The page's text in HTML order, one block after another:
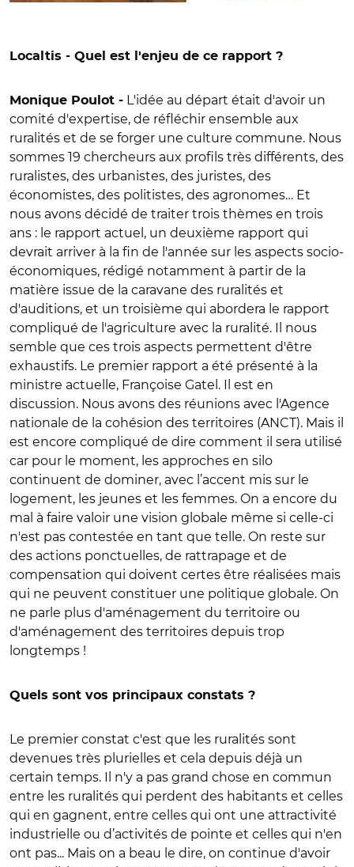
Localtis - Quel est l'enjeu de ce rapport ?
Monique Poulot - L'idée au départ était d'avoir un
comité d'expertise, de réfléchir ensemble aux
ruralités et de se forger une culture commune. Nous
sommes 19 chercheurs aux profils très différents, des
ruralistes, des urbanistes, des juristes, des
économistes, des politistes, des agronomes… Et
nous avons décidé de traiter trois thèmes en trois
ans : le rapport actuel, un deuxième rapport qui
devrait arriver à la fin de l'année sur les aspects socio-
économiques, rédigé notamment à partir de la
matière issue de la caravane des ruralités et
d'auditions, et un troisième qui abordera le rapport
compliqué de l'agriculture avec la ruralité. Il nous
semble que ces trois aspects permettent d'être
exhaustifs. Le premier rapport a été présenté à la
ministre actuelle, Françoise Gatel. Il est en
discussion. Nous avons des réunions avec l'Agence
nationale de la cohésion des territoires (ANCT). Mais il
est encore compliqué de dire comment il sera utilisé
car pour le moment, les approches en silo
continuent de dominer, avec l’accent mis sur le
logement, les jeunes et les femmes. On a encore du
mal à faire valoir une vision globale même si celle-ci
n'est pas contestée en tant que telle. On reste sur
des actions ponctuelles, de rattrapage et de
compensation qui doivent certes être réalisées mais
qui ne peuvent constituer une politique globale. On
ne parle plus d'aménagement du territoire ou
d'aménagement des territoires depuis trop
longtemps !
Quels sont vos principaux constats ?
Le premier constat c'est que les ruralités sont
devenues très plurielles et cela depuis déjà un
certain temps. Il n'y a pas grand chose en commun
entre les ruralités qui perdent des habitants et celles
qui en gagnent, entre celles qui ont une attractivité
industrielle ou d’activités de pointe et celles qui n'en
ont pas... Mais on a beau le dire, on continue d'avoir